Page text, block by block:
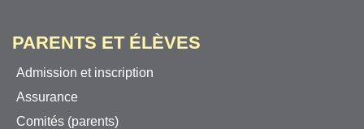
PARENTS ET ÉLÈVES
Admission et inscription
Assurance
Comités (parents)